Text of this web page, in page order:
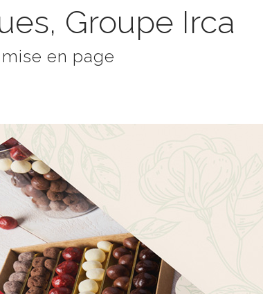
Groupe Irca
en page